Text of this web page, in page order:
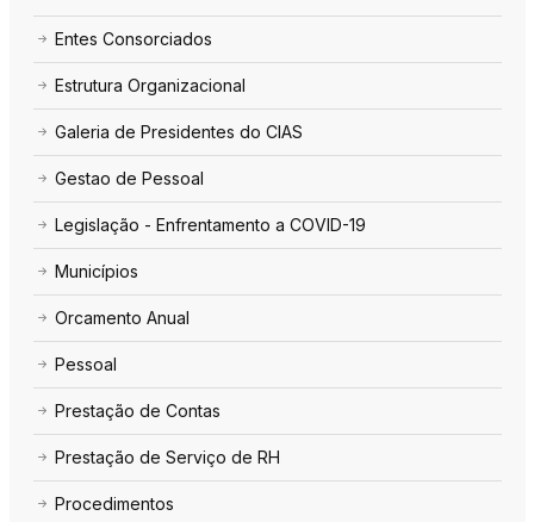
Entes Consorciados
Estrutura Organizacional
Galeria de Presidentes do CIAS
Gestao de Pessoal
Legislação - Enfrentamento a COVID-19
Municípios
Orcamento Anual
Pessoal
Prestação de Contas
Prestação de Serviço de RH
Procedimentos